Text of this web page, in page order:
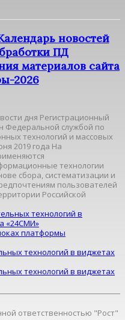
новостей
ПД
материалов сайта
2026
дня Регистрационный
Федеральной службой по
технологий и массовых
2019 года На
технологии
сбора, систематизации и
пользователей
Российской
технологий в
«24СМИ»
платформы
технологий в виджетах
технологий в виджетах
ответственностью "Рост"